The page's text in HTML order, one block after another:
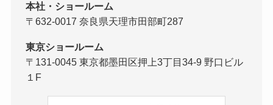
本社・ショールーム
〒632-0017 奈良県天理市田部町287
東京ショールーム
〒131-0045 東京都墨田区押上3丁目34-9 野口ビル
１F